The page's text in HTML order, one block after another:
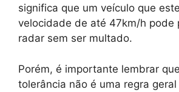
significa que um veículo que
velocidade de até 47km/h pode
radar sem ser multado.
Porém, é importante lembrar
tolerância não é uma regra